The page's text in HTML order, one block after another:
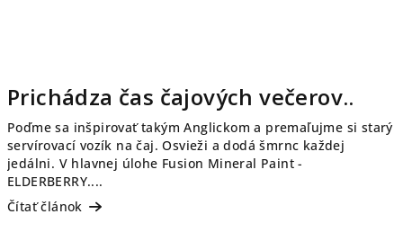
Prichádza čas čajových večerov..
Poďme sa inšpirovať takým Anglickom a premaľujme si starý
servírovací vozík na čaj. Osvieži a dodá šmrnc každej
jedálni. V hlavnej úlohe Fusion Mineral Paint -
ELDERBERRY....
Čítať článok